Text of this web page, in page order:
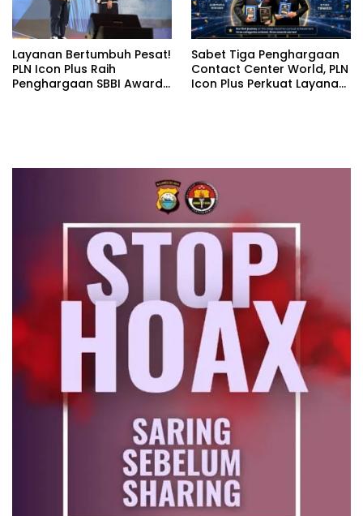
Layanan Bertumbuh Pesat!
PLN Icon Plus Raih
Penghargaan SBBI Awards
Sabet Tiga Penghargaan
Contact Center World, PLN
Icon Plus Perkuat Layanan